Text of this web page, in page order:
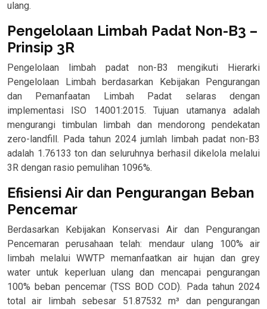
ulang.
Pengelolaan Limbah Padat Non-B3 –
Prinsip 3R
Pengelolaan limbah padat non-B3 mengikuti Hierarki
Pengelolaan Limbah berdasarkan Kebijakan Pengurangan
dan Pemanfaatan Limbah Padat selaras dengan
implementasi ISO 14001:2015. Tujuan utamanya adalah
mengurangi timbulan limbah dan mendorong pendekatan
zero-landfill. Pada tahun 2024 jumlah limbah padat non-B3
adalah 1.76133 ton dan seluruhnya berhasil dikelola melalui
3R dengan rasio pemulihan 1096%.
Efisiensi Air dan Pengurangan Beban
Pencemar
Berdasarkan Kebijakan Konservasi Air dan Pengurangan
Pencemaran perusahaan telah: mendaur ulang 100% air
limbah melalui WWTP memanfaatkan air hujan dan grey
water untuk keperluan ulang dan mencapai pengurangan
100% beban pencemar (TSS BOD COD). Pada tahun 2024
total air limbah sebesar 51.87532 m³ dan pengurangan